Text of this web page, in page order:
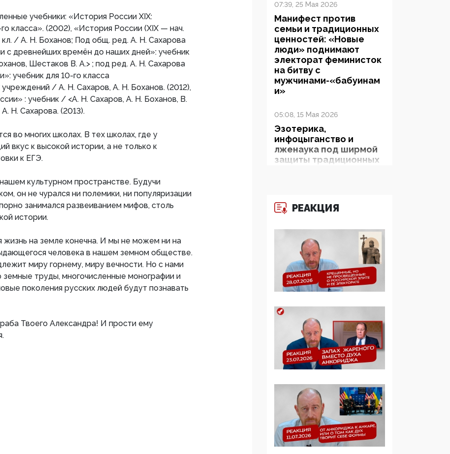
учебники: «История России XIX:
класса». (2002), «История России (XIX — нач.
кл. / А. Н. Боханов; Под общ. ред. А. Н. Сахарова
с древнейших времён до наших дней»: учебник
Шестаков В. А.> ; под ред. А. Н. Сахарова
учебник для 10-го класса
/ А. Н. Сахаров, А. Н. Боханов. (2012),
: учебник / <А. Н. Сахаров, А. Н. Боханов, В.
Н. Сахарова. (2013).
во многих школах. В тех школах, где у
вкус к высокой истории, а не только к
к ЕГЭ.
культурном пространстве. Будучи
он не чурался ни полемики, ни популяризации
занимался развеиванием мифов, столь
истории.
жизнь на земле конечна. И мы не можем ни на
человека в нашем земном обществе.
миру горнему, миру вечности. Но с нами
земные труды, многочисленные монографии и
поколения русских людей будут познавать
Твоего Александра! И прости ему
07:39, 25 Мая 2026
Манифест против
семьи и традиционных
ценностей: «Новые
люди» поднимают
электорат феминисток
на битву с
мужчинами-«бабуинам
и»
05:08, 15 Мая 2026
Эзотерика,
инфоцыганство и
лженаука под ширмой
защиты традиционных
будущего»
Симулякр патриотизма
и благолепия:
профилактика негатива
среди молодежи снова
отдана на откуп
«движперам»
03:35, 25 Апреля 2026
120 лет
парламентаризма: как
институт
народовластия
превратился в «чего
Правительства и АП
06:29, 15 Апреля 2026
Социальный фонд
России – пионер
жесткого внедрения
РЕАКЦИЯ